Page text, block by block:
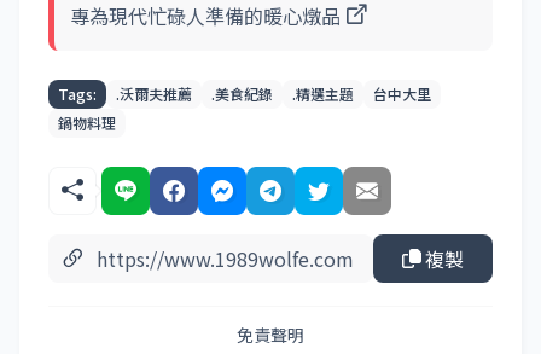
專為現代忙碌人準備的暖心燉品
Tags: .沃爾夫推薦 .美食紀錄 .精選主題
台中大里
鍋物料理
複製
免責聲明